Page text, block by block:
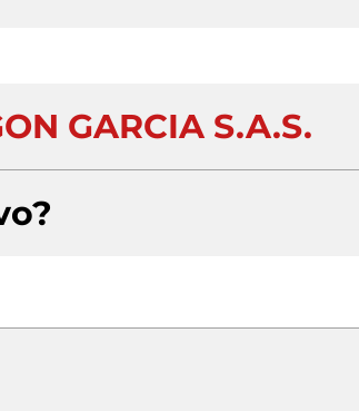
GARCIA S.A.S.